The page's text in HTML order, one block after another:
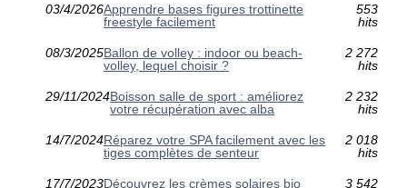
03/4/2026Apprendre bases figures trottinette
freestyle facilement
553
hits
08/3/2025Ballon de volley : indoor ou beach-
volley, lequel choisir ?
2 272
hits
29/11/2024Boisson salle de sport : améliorez
votre récupération avec alba
2 232
hits
14/7/2024Réparez votre SPA facilement avec les
tiges complètes de senteur
2 018
hits
17/7/2023Découvrez les crèmes solaires bio
3 542